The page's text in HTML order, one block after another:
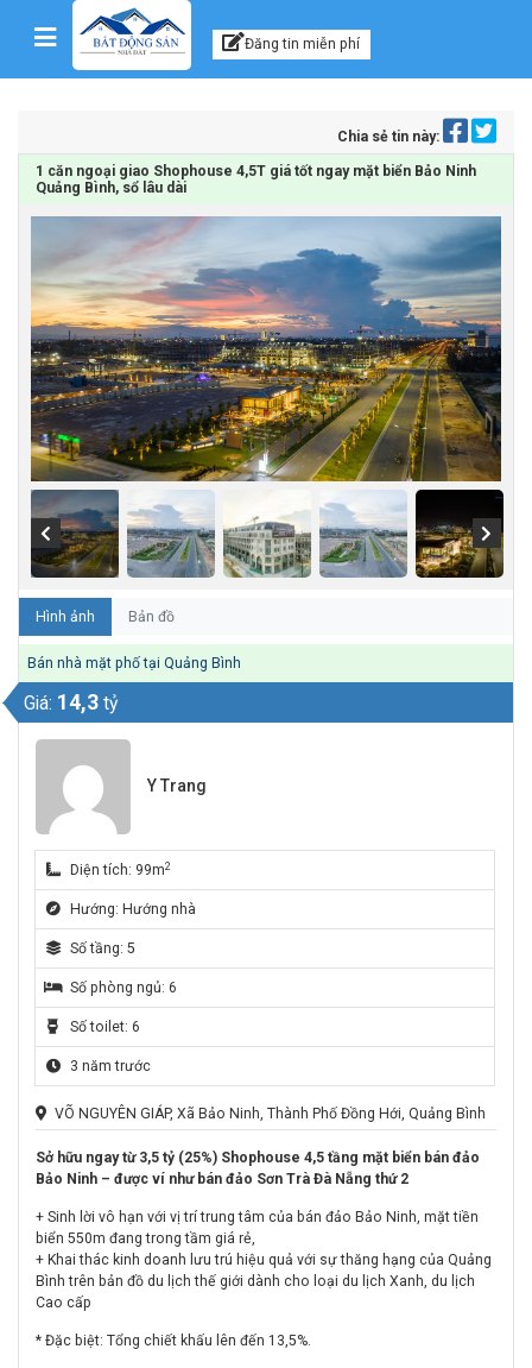
Skip to content Kênh thông tin, tư vấn
Đăng tin miễn phí
Chia sẻ tin này:
1 căn ngoại giao Shophouse 4,5T giá tốt ngay mặt biển Bảo Ninh
Quảng Bình, sổ lâu dài
Hình ảnh Bản đồ
Bán nhà mặt phố tại Quảng Bình
Giá: 14,3 tỷ
Y Trang
Diện tích: 99m2
Hướng: Hướng nhà
Số tầng: 5
Số phòng ngủ: 6
Số toilet: 6
3 năm trước
VÕ NGUYÊN GIÁP, Xã Bảo Ninh, Thành Phố Đồng Hới, Quảng Bình
Sở hữu ngay từ 3,5 tỷ (25%) Shophouse 4,5 tầng mặt biển bán đảo
Bảo Ninh – được ví như bán đảo Sơn Trà Đà Nẵng thứ 2
+ Sinh lời vô hạn với vị trí trung tâm của bán đảo Bảo Ninh, mặt tiền
biển 550m đang trong tầm giá rẻ,
+ Khai thác kinh doanh lưu trú hiệu quả với sự thăng hạng của Quảng
Bình trên bản đồ du lịch thế giới dành cho loại du lịch Xanh, du lịch
Cao cấp
* Đặc biệt: Tổng chiết khấu lên đến 13,5%.